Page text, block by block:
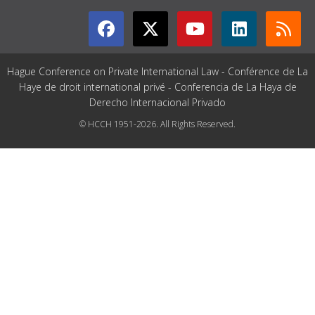
Hague Conference on Private International Law - Conférence de La
Haye de droit international privé - Conferencia de La Haya de
Derecho Internacional Privado
© HCCH 1951-2026. All Rights Reserved.